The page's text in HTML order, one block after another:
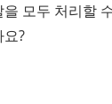
모두 처리할
?